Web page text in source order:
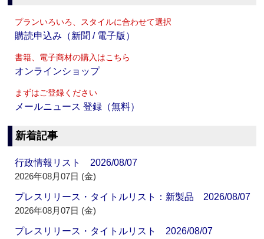
プランいろいろ、スタイルに合わせて選択
購読申込み（新聞 / 電子版）
書籍、電子商材の購入はこちら
オンラインショップ
まずはご登録ください
メールニュース 登録（無料）
新着記事
行政情報リスト 2026/08/07
2026年08月07日 (金)
プレスリリース・タイトルリスト：新製品 2026/08/07
2026年08月07日 (金)
プレスリリース・タイトルリスト 2026/08/07